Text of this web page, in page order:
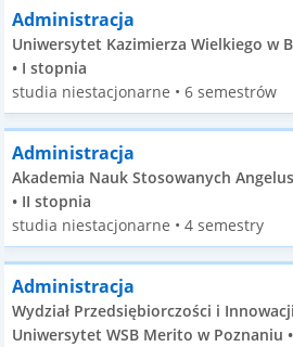
Administracja
Uniwersytet Kazimierza Wielkiego w
• I stopnia
studia niestacjonarne • 6 semestrów
Administracja
Akademia Nauk Stosowanych
• II stopnia
studia niestacjonarne • 4 semestry
Administracja
Wydział Przedsiębiorczości i
Uniwersytet WSB Merito w Poznaniu